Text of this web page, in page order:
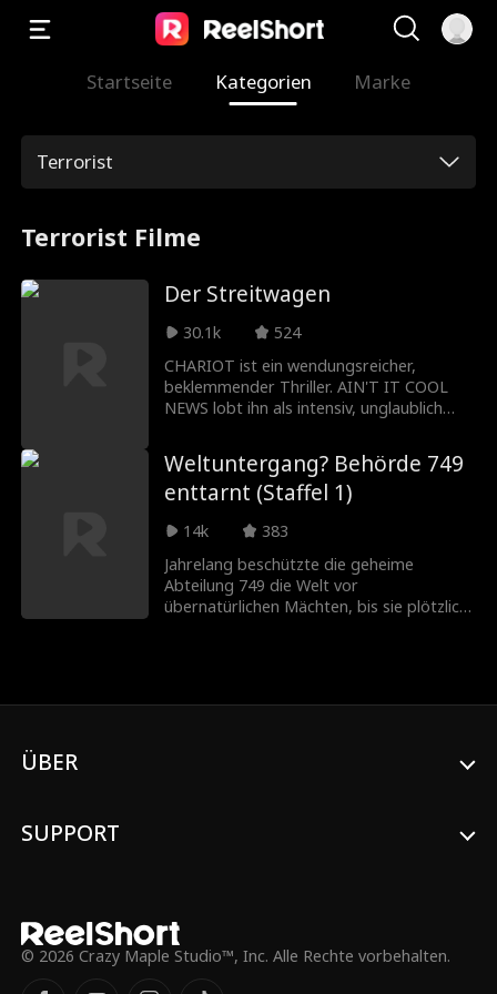
Startseite Kategorien Marke
Terrorist
Terrorist Filme
Der Streitwagen
30.1k
524
CHARIOT ist ein wendungsreicher,
beklemmender Thriller. AIN'T IT COOL
NEWS lobt ihn als intensiv, unglaublich
Montgomery (STAR TREK: ENTERPRISE).
Weltuntergang? Behörde 749
enttarnt (Staffel 1)
14k
383
Jahrelang beschützte die geheime
Abteilung 749 die Welt vor
übernatürlichen Mächten, bis sie plötzlich
erkannten sie ihren wahren Wert und
ÜBER
SUPPORT
© 2026 Crazy Maple Studio™, Inc. Alle Rechte vorbehalten.